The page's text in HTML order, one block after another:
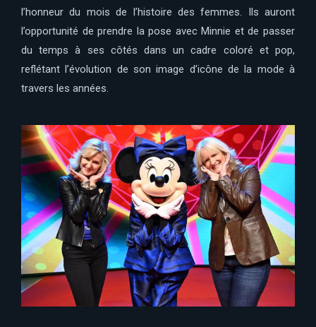
l’honneur du mois de l’histoire des femmes. Ils auront
l’opportunité de prendre la pose avec Minnie et de passer
du temps à ses côtés dans un cadre coloré et pop,
reflétant l’évolution de son image d’icône de la mode à
travers les années.